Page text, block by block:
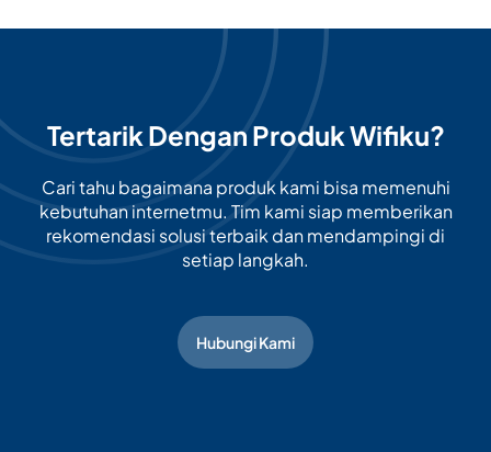
Tertarik Dengan Produk Wifiku?
Cari tahu bagaimana produk kami bisa memenuhi
kebutuhan internetmu. Tim kami siap memberikan
rekomendasi solusi terbaik dan mendampingi di
setiap langkah.
Hubungi Kami